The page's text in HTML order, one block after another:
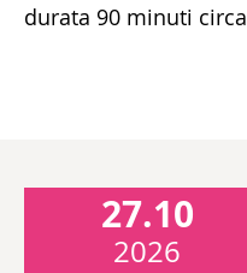
durata 90 minuti circa
27.10
2026